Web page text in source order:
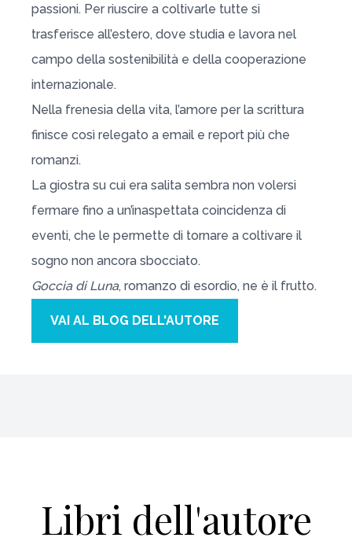
passioni. Per riuscire a coltivarle tutte si
trasferisce all’estero, dove studia e lavora nel
campo della sostenibilità e della cooperazione
internazionale.
Nella frenesia della vita, l’amore per la scrittura
finisce così relegato a email e report più che
romanzi.
La giostra su cui era salita sembra non volersi
fermare fino a un’inaspettata coincidenza di
eventi, che le permette di tornare a coltivare il
sogno non ancora sbocciato.
Goccia di Luna, romanzo di esordio, ne è il frutto.
VAI AL BLOG DELL'AUTORE
Libri dell'autore